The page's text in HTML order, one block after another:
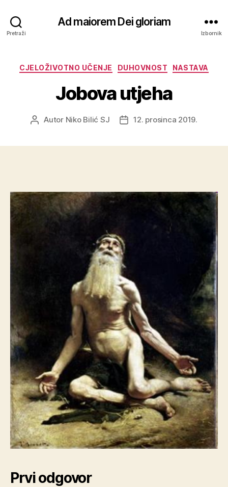
Pretraži
Ad maiorem Dei gloriam
Izbornik
Kategorije
CJELOŽIVOTNO UČENJE DUHOVNOST NASTAVA
Jobova utjeha
AutorAutor Niko Bilić SJ
Datum
12. prosinca 2019.
Prvi odgovor